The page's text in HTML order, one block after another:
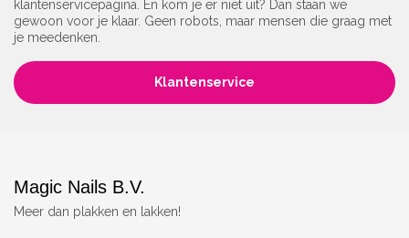
klantenservicepagina. En kom je er niet uit? Dan staan we
gewoon voor je klaar. Geen robots, maar mensen die graag met
je meedenken.
Klantenservice
Magic Nails B.V.
Meer dan plakken en lakken!